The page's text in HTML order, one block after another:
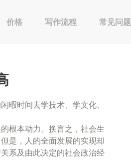
价格 写作流程 常见问题
暇时间去学技术、学文化、
根本动力。换言之，社会生
是，人的全面发展的实现却
系及由此决定的社会政治经